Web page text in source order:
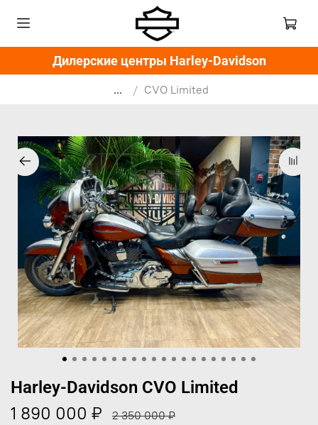
Дилерские центры Harley-Davidson
... CVO Limited
Harley-Davidson CVO Limited
1 890 000 ₽ 2 350 000 ₽